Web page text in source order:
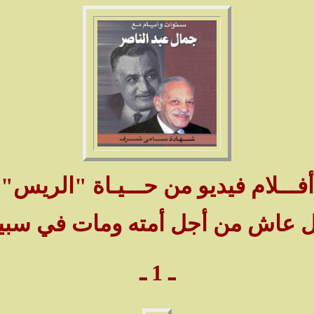
أفـــلام فيديو من حـــيـاة "الريس"
عاش من أجل أمته ومات في
ـ 1 ـ